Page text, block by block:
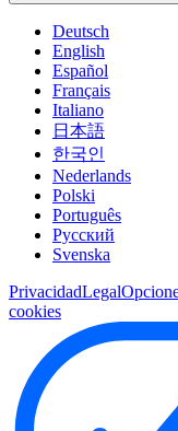
Deutsch
English
Español
Français
Italiano
日本語
한국인
Nederlands
Polski
Português
Pусский
Svenska
PrivacidadLegal
cookies